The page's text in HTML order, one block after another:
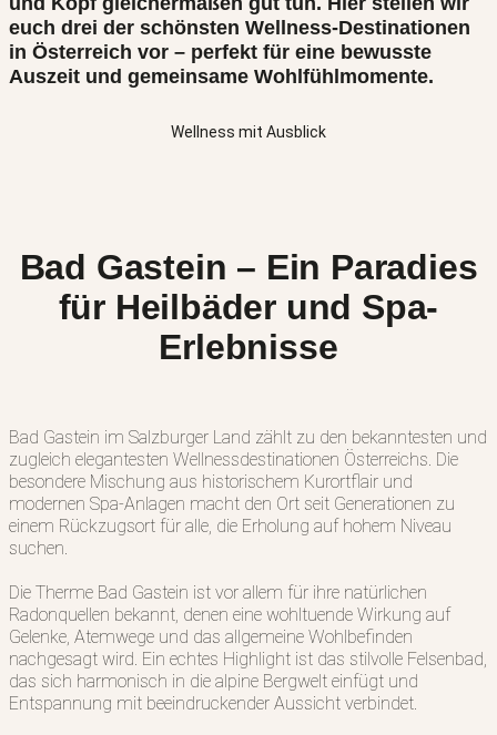
euch drei der schönsten Wellness-Destinationen
in Österreich vor – perfekt für eine bewusste
Auszeit und gemeinsame Wohlfühlmomente.
Wellness mit Ausblick
Bad Gastein – Ein Paradies
für Heilbäder und Spa-
Erlebnisse
Bad Gastein im Salzburger Land zählt zu den bekanntesten und
zugleich elegantesten Wellnessdestinationen Österreichs. Die
besondere Mischung aus historischem Kurortflair und
modernen Spa-Anlagen macht den Ort seit Generationen zu
einem Rückzugsort für alle, die Erholung auf hohem Niveau
suchen.
Die Therme Bad Gastein ist vor allem für ihre natürlichen
Radonquellen bekannt, denen eine wohltuende Wirkung auf
Gelenke, Atemwege und das allgemeine Wohlbefinden
nachgesagt wird. Ein echtes Highlight ist das stilvolle Felsenbad,
das sich harmonisch in die alpine Bergwelt einfügt und
Entspannung mit beeindruckender Aussicht verbindet.